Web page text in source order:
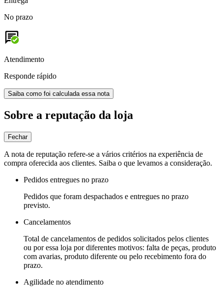
No prazo
Atendimento
Responde rápido
Saiba como foi calculada essa nota
Sobre a reputação da loja
Fechar
A nota de reputação refere-se a vários critérios na experiência de
compra oferecida aos clientes. Saiba o que levamos a consideração.
Pedidos entregues no prazo
Pedidos que foram despachados e entregues no prazo
previsto.
Cancelamentos
Total de cancelamentos de pedidos solicitados pelos clientes
ou por essa loja por diferentes motivos: falta de peças, produto
com avarias, produto diferente ou pelo recebimento fora do
prazo.
Agilidade no atendimento